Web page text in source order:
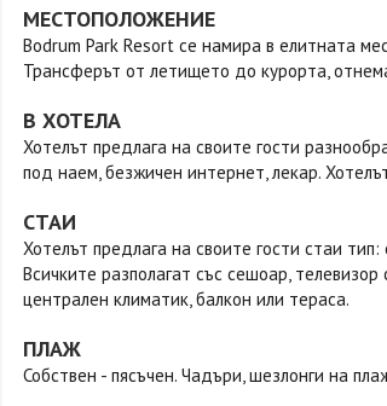
МЕСТОПОЛОЖЕНИЕ
Bodrum Park Resort се намира в елитната
Трансферът от летището до курорта,
В ХОТЕЛА
Хотелът предлага на своите гости
под наем, безжичен интернет, лекар.
СТАИ
Хотелът предлага на своите гости стаи
Всичките разполагат със сешоар,
централен климатик, балкон или тераса.
ПЛАЖ
Собствен - пясъчен. Чадъри, шезлонги на